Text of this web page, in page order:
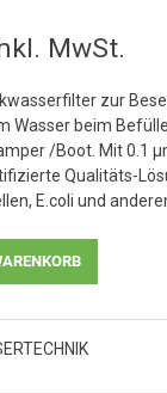
MwSt.
zur
Wasser beim
/Boot. Mit 0.1
Qualitäts-
E.coli und